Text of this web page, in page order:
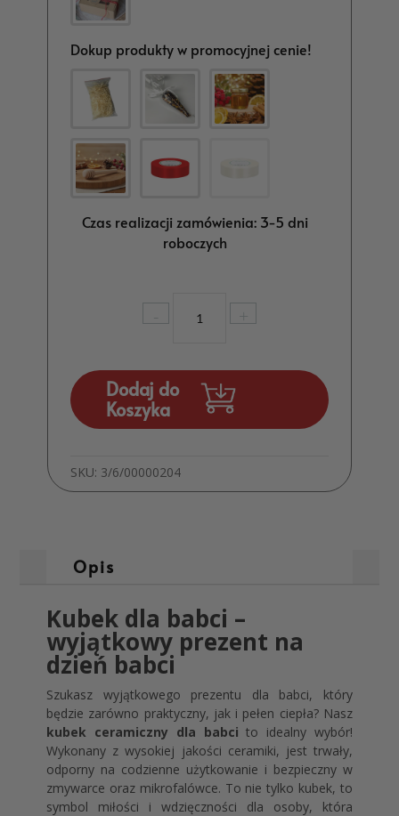
Dokup produkty w promocyjnej cenie!
Czas realizacji zamówienia: 3-5 dni
roboczych
-
Kubek
Pomysł
Oryginalny
na
+
Dodaj do
Koszyka
SKU: 3/6/00000204
Opis
Kubek dla babci –
wyjątkowy prezent na
dzień babci
Szukasz wyjątkowego prezentu dla babci, który
będzie zarówno praktyczny, jak i pełen ciepła? Nasz
kubek ceramiczny dla babci to idealny wybór!
Wykonany z wysokiej jakości ceramiki, jest trwały,
odporny na codzienne użytkowanie i bezpieczny w
zmywarce oraz mikrofalówce. To nie tylko kubek, to
symbol miłości i wdzięczności dla osoby, która